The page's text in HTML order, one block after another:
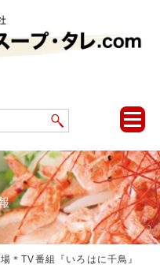
toggle
＊TV番組『いろはに千鳥』